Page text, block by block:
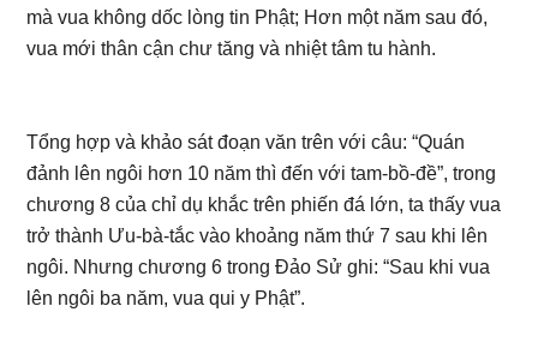
mà vua không dốc lòng tin Phật; Hơn một năm sau đó,
vua mới thân cận chư tăng và nhiệt tâm tu hành.
Tổng hợp và khảo sát đoạn văn trên với câu: “Quán
đảnh lên ngôi hơn 10 năm thì đến với tam-bồ-đề”, trong
chương 8 của chỉ dụ khắc trên phiến đá lớn, ta thấy vua
trở thành Ưu-bà-tắc vào khoảng năm thứ 7 sau khi lên
ngôi. Nhưng chương 6 trong Đảo Sử ghi: “Sau khi vua
lên ngôi ba năm, vua qui y Phật”.